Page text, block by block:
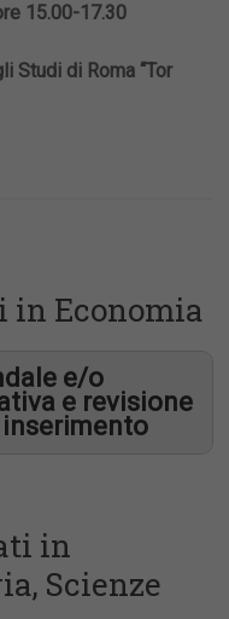
15.00-17.30
Studi di Roma “Tor
in Economia
e/o
e revisione
inserimento
in
Scienze